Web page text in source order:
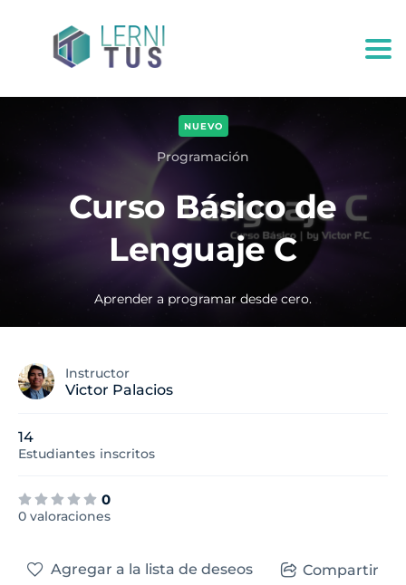
Programación
NUEVO
Curso Básico de
Lenguaje C
Aprender a programar desde cero.
Instructor
Victor Palacios
14
Estudiantes inscritos
0
0 valoraciones
Agregar a la lista de deseos Compartir